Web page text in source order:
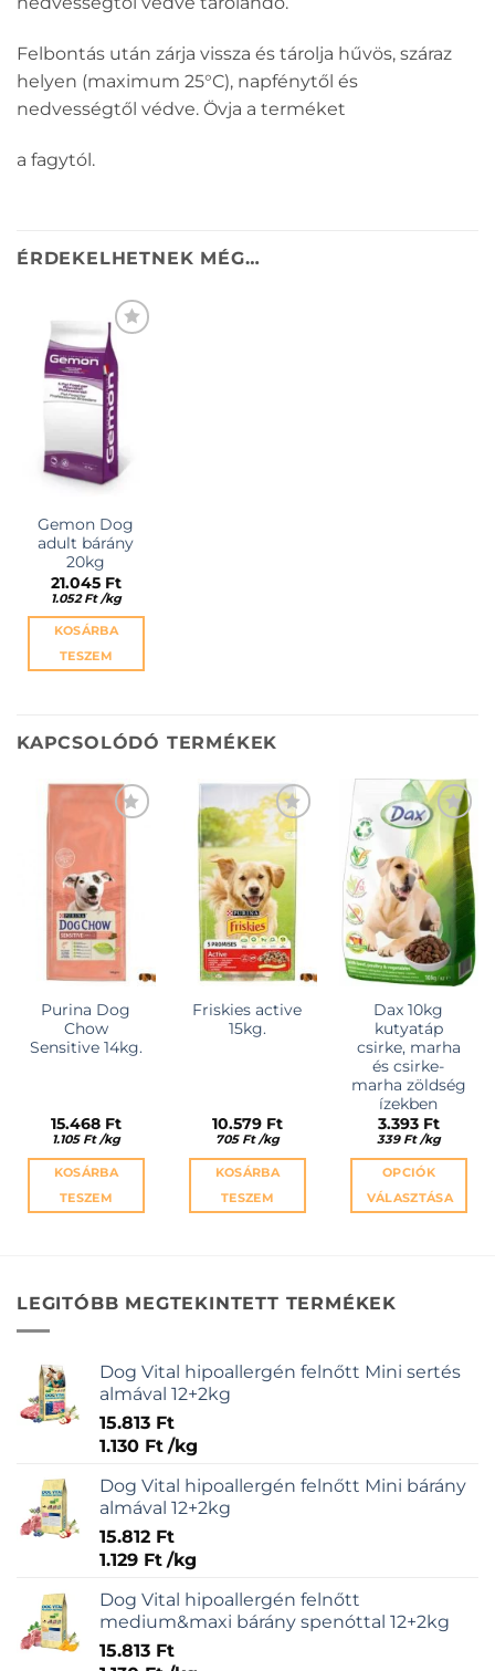
Felbontás után zárja vissza és tárolja hűvös, száraz
helyen (maximum 25°C), napfénytől és
nedvességtől védve. Övja a terméket
a fagytól.
ÉRDEKELHETNEK MÉG…
KEDVENCEKHEZ
Gemon Dog
adult bárány
20kg
21.045 Ft
1.052Ft /kg
KOSÁRBA
TESZEM
KAPCSOLÓDÓ TERMÉKEK
KEDVENCEKHEZ
Purina Dog
Chow
Sensitive 14kg.
15.468 Ft
1.105 Ft /kg
KOSÁRBA
TESZEM
KEDVENCEKHEZ
Friskies active
15kg.
10.579 Ft
705 Ft /kg
KOSÁRBA
TESZEM
KEDVENCEKHEZ
Dax 10kg
kutyatáp
csirke, marha
és csirke-
marha zöldség
ízekben
3.393 Ft
339 Ft /kg
OPCIÓK
VÁLASZTÁSA
ki
LEGITÓBB MEGTEKINTETT TERMÉKEK
Dog Vital hipoallergén felnőtt Mini sertés
almával 12+2kg
15.813 Ft
1.130 Ft /kg
Dog Vital hipoallergén felnőtt Mini bárány
almával 12+2kg
15.812 Ft
1.129 Ft /kg
Dog Vital hipoallergén felnőtt
medium&maxi bárány spenóttal 12+2kg
15.813 Ft